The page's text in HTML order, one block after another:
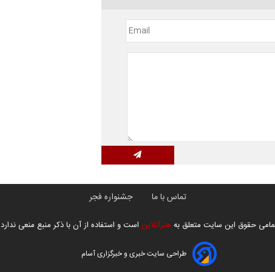
تماس با ما جشنواره فجر
حقوق این سایت متعلق به هنرآنلاین است و استفاده از آن با ذکر منبع منعی ندارد
طراحی سایت خبری و خبرگزاری آسام